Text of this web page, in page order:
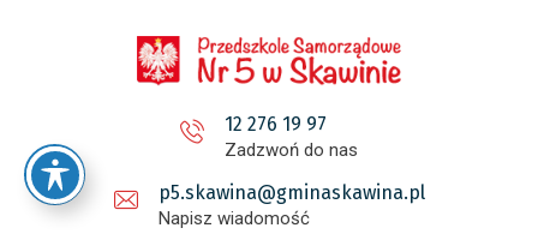
12 276 19 97
Zadzwoń do nas
p5.skawina@gminaskawina.pl
Napisz wiadomość